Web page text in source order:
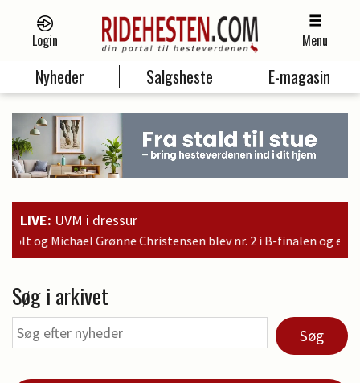
Login Menu
Nyheder Salgsheste E-magasin
LIVE: UVM i dressur
blev nr. 2 i B-finalen og er dermed kvalificeret til
Søg i arkivet
Søg